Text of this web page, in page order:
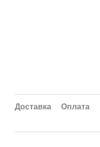
Доставка Оплата